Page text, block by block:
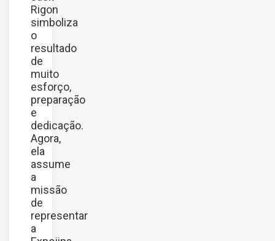
Rigon
simboliza
o
resultado
de
muito
esforço,
preparação
e
dedicação.
Agora,
ela
assume
a
missão
de
representar
a